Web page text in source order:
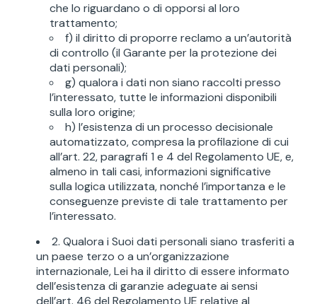
che lo riguardano o di opporsi al loro
trattamento;
f) il diritto di proporre reclamo a un’autorità
di controllo (il Garante per la protezione dei
dati personali);
g) qualora i dati non siano raccolti presso
l’interessato, tutte le informazioni disponibili
sulla loro origine;
h) l’esistenza di un processo decisionale
automatizzato, compresa la profilazione di cui
all’art. 22, paragrafi 1 e 4 del Regolamento UE, e,
almeno in tali casi, informazioni significative
sulla logica utilizzata, nonché l’importanza e le
conseguenze previste di tale trattamento per
l’interessato.
2. Qualora i Suoi dati personali siano trasferiti a
un paese terzo o a un’organizzazione
internazionale, Lei ha il diritto di essere informato
dell’esistenza di garanzie adeguate ai sensi
dell’art. 46 del Regolamento UE relative al